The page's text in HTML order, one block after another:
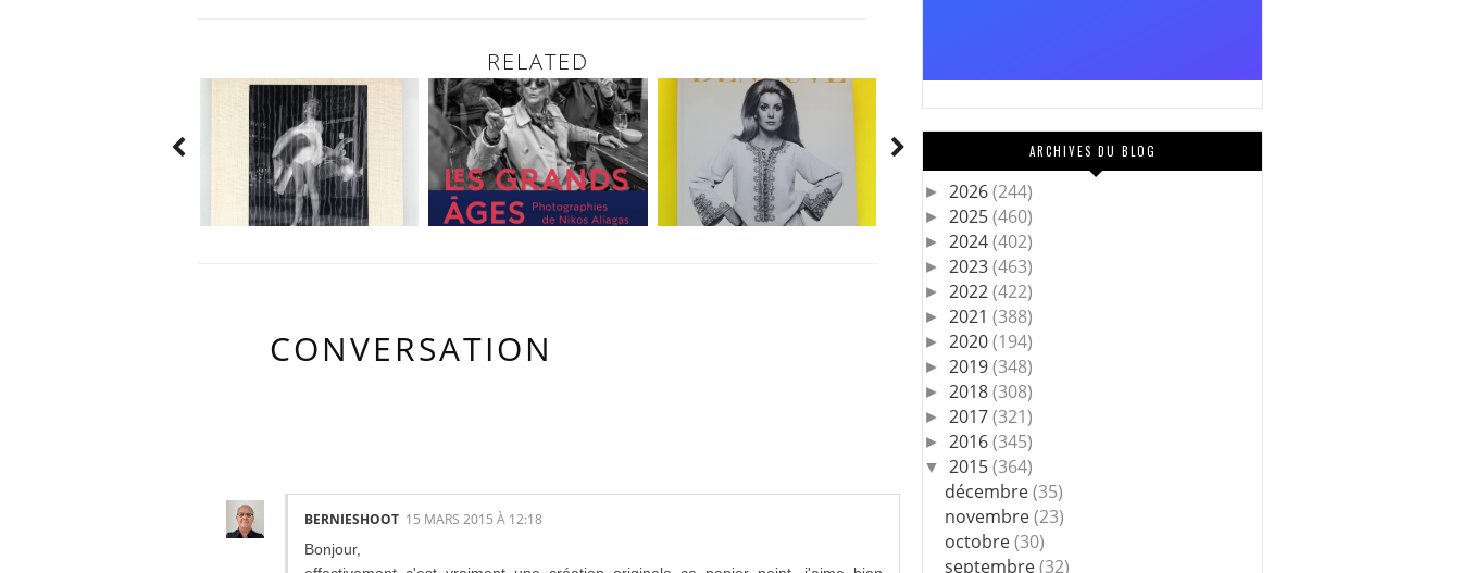
RELATED
CONVERSATION
BERNIESHOOT 15 MARS 2015 À 12:18
Bonjour,
ARCHIVES DU BLOG
► 2026(244)
► 2025(460)
► 2024(402)
► 2023(463)
► 2022(422)
► 2021(388)
► 2020(194)
► 2019(348)
► 2018(308)
► 2017(321)
► 2016(345)
▼ 2015(364)
décembre(35)
novembre(23)
octobre(30)
septembre(32)